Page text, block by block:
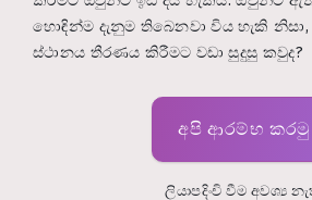
හොඳින්ම දැනුම තිබෙනවා විය හැකි
ස්ථානය තීරණය කිරීමට වඩා සුදුසු කවුද?
අපි ආරම්භ කරමු
ලියාපදිංචි වීම අවශ්‍ය